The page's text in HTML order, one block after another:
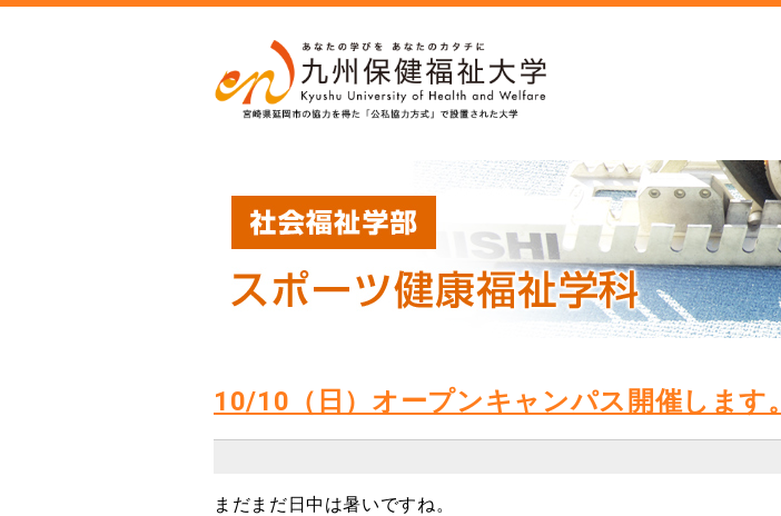
10/10（日）オープンキャンパス開催します。
まだまだ日中は暑いですね。